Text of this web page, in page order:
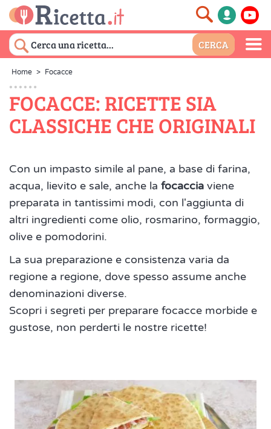
Home > Focacce
FOCACCE: RICETTE SIA
CLASSICHE CHE ORIGINALI
Con un impasto simile al pane, a base di farina,
acqua, lievito e sale, anche la focaccia viene
preparata in tantissimi modi, con l'aggiunta di
altri ingredienti come olio, rosmarino, formaggio,
olive e pomodorini.
La sua preparazione e consistenza varia da
regione a regione, dove spesso assume anche
denominazioni diverse.
Scopri i segreti per preparare focacce morbide e
gustose, non perderti le nostre ricette!